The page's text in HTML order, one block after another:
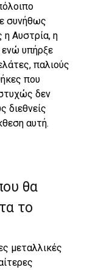
συνήθως
Αυστρία, η
ενώ υπήρξε
παλιούς
που
δεν
διεθνείς
αυτή.
θα
το
μεταλλικές